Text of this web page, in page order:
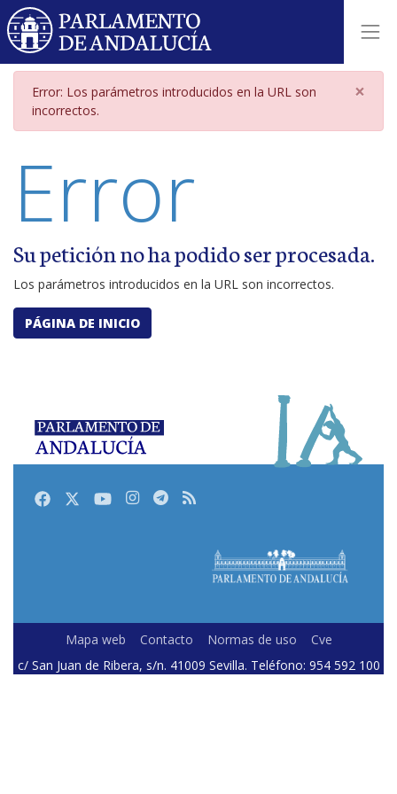
Página de error por parámetros
Error: Los parámetros introducidos en la URL son
incorrectos.
×
Error
Su petición no ha podido ser procesada.
Los parámetros introducidos en la URL son incorrectos.
PÁGINA DE INICIO
FacebookTwitterYoutubeInstagram
Telegram
RSS
Mapa web Contacto Normas de uso
Cve
c/ San Juan de Ribera, s/n. 41009 Sevilla. Teléfono: 954 592 100